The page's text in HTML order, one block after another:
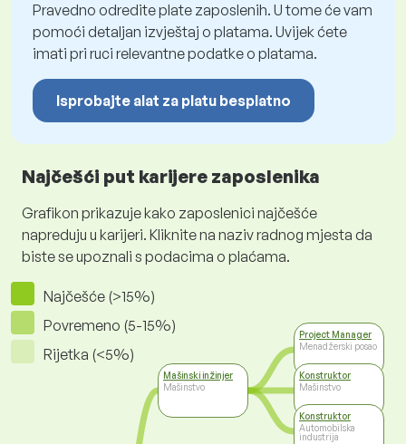
Pravedno odredite plate zaposlenih. U tome će vam
pomoći detaljan izvještaj o platama. Uvijek ćete
imati pri ruci relevantne podatke o platama.
Isprobajte alat za platu besplatno
Najčešći put karijere zaposlenika
Grafikon prikazuje kako zaposlenici najčešće
napreduju u karijeri. Kliknite na naziv radnog mjesta da
biste se upoznali s podacima o plaćama.
Najčešće (>15%)
Povremeno (5-15%)
Rijetka (<5%)
Mašinski inžinjer
Mašinstvo
Project Manager
Menadžerski posao
Konstruktor
Mašinstvo
Konstruktor
Automobilska
industrija